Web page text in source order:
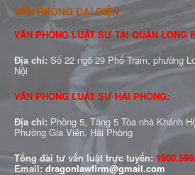
VĂN PHÒNG ĐẠI DIỆN
VĂN PHÒNG LUẬT SƯ TẠI QUẬN LONG
Địa chỉ: Số 22 ngõ 29 Phố Trạm, phường
Nội
VĂN PHÒNG LUẬT SƯ HẢI PHÒNG:
Địa chỉ: Phòng 5, Tầng 5 Tòa nhà Khánh
Phường Gia Viên, Hải Phòng
Tổng đài tư vấn luật trực tuyến:
Email: dragonlawfirm@gmail.com